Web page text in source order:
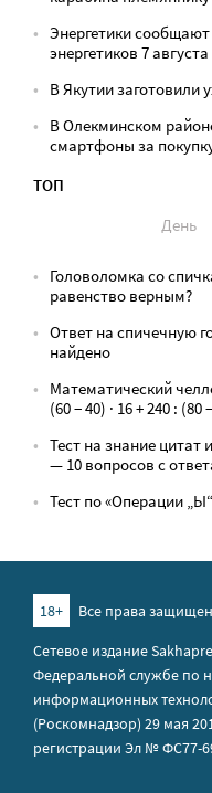
Энергетики
энергетиков 7
В Якутии заготовили
В Олекминском
смартфоны за
ТОП
День
Головоломка со
равенство верным?
Ответ на спичечную
найдено
Математический
(60 − 40) · 16 + 240 : (80
Тест на знание цитат
— 10 вопросов с
Тест по «Операции
18+
Все права
Сетевое издание
Федеральной службе по
информационных
(Роскомнадзор) 29 мая
регистрации Эл № ФС77-